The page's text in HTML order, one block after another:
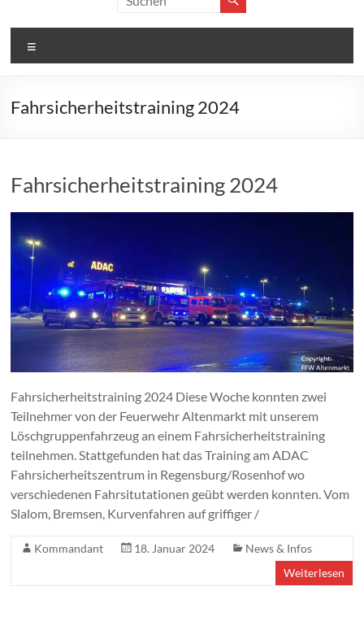
Fahrsicherheitstraining 2024
Fahrsicherheitstraining 2024
Fahrsicherheitstraining 2024 Diese Woche konnten zwei
Teilnehmer von der Feuerwehr Altenmarkt mit unserem
Löschgruppenfahrzeug an einem Fahrsicherheitstraining
teilnehmen. Stattgefunden hat das Training am ADAC
Fahrsicherheitszentrum in Regensburg/Rosenhof wo
verschiedenen Fahrsitutationen geübt werden konnten. Vom
Slalom, Bremsen, Kurvenfahren auf griffiger /
Kommandant 18. Januar 2024
News & Infos
Weiterlesen